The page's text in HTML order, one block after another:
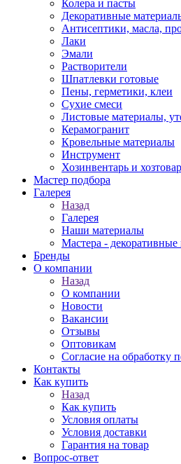
Колера и пасты
Декоративные
Антисептики, масла,
Лаки
Эмали
Растворители
Шпатлевки готовые
Пены, герметики, клеи
Сухие смеси
Листовые материалы,
Керамогранит
Кровельные материалы
Инструмент
Хозинвентарь и
Мастер подбора
Галерея
Назад
Галерея
Наши материалы
Мастера -
Бренды
О компании
Назад
О компании
Новости
Вакансии
Отзывы
Оптовикам
Cогласие на обработку
Контакты
Как купить
Назад
Как купить
Условия оплаты
Условия доставки
Гарантия на товар
Вопрос-ответ